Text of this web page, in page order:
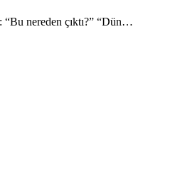
“Bu nereden çıktı?” “Dün…